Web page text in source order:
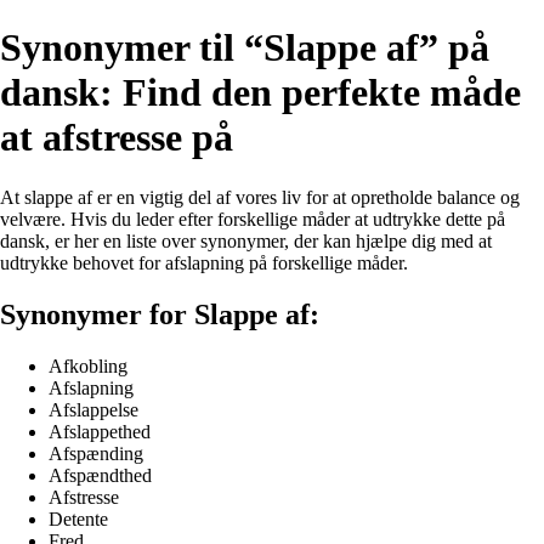
Synonymer til “Slappe af” på
dansk: Find den perfekte måde
at afstresse på
At slappe af er en vigtig del af vores liv for at opretholde balance og
velvære. Hvis du leder efter forskellige måder at udtrykke dette på
dansk, er her en liste over synonymer, der kan hjælpe dig med at
udtrykke behovet for afslapning på forskellige måder.
Synonymer for Slappe af:
Afkobling
Afslapning
Afslappelse
Afslappethed
Afspænding
Afspændthed
Afstresse
Detente